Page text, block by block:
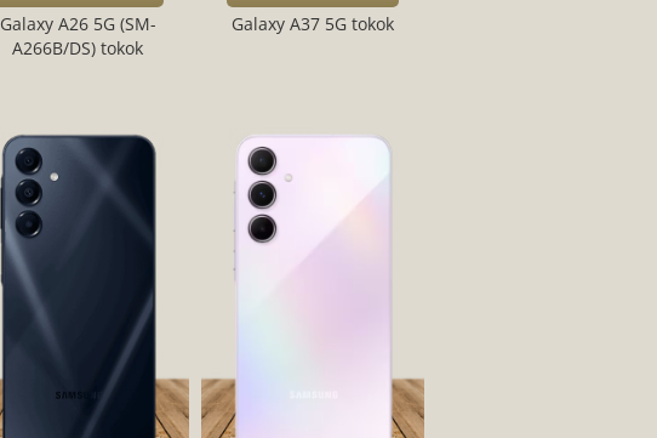
Galaxy A26 5G (SM-
A266B/DS) tokok
Galaxy A37 5G tokok